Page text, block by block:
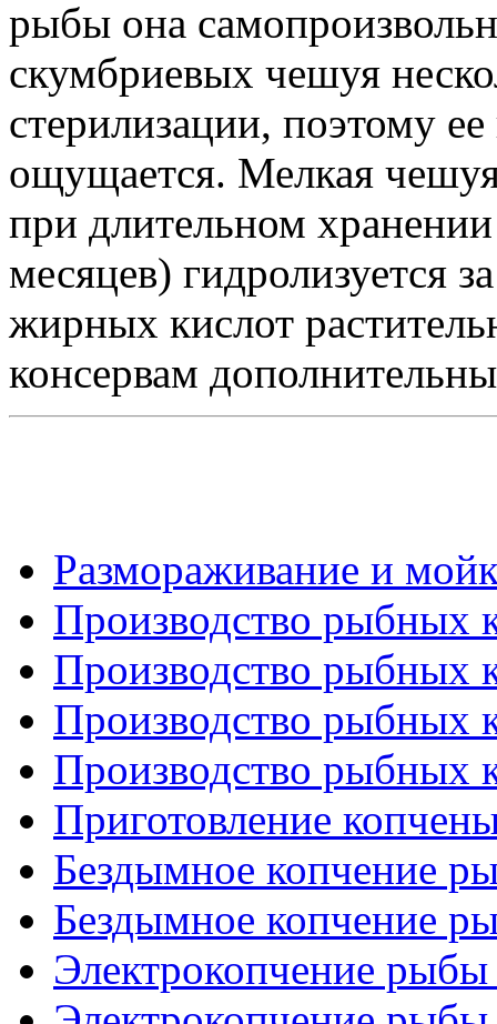
рыбы она
скумбриевых чешуя
стерилизации, поэтому
ощущается. Мелкая
при длительном
месяцев) гидролизуется
жирных кислот
консервам
Размораживание и
Производство рыбных
Производство рыбных
Производство рыбных
Производство рыбных
Приготовление
Бездымное копчение
Бездымное копчение
Электрокопчение рыбы